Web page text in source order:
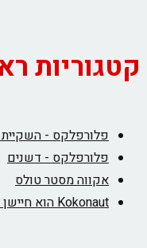
קטגוריות
פלורפלקס -
פלורפלקס - דשנים
אקווה מסטר טולס
Kokonaut הוא חיישן סביבתי